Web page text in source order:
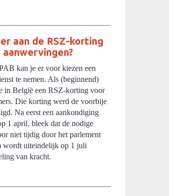
aan de RSZ-korting
kan je er voor kiezen een
te nemen. Als (beginnend)
in België een RSZ-korting voor
Die korting werd de voorbije
Na eerst een aankondiging
1 april, bleek dat de nodige
niet tijdig door het parlement
wordt uiteindelijk op 1 juli
van kracht.